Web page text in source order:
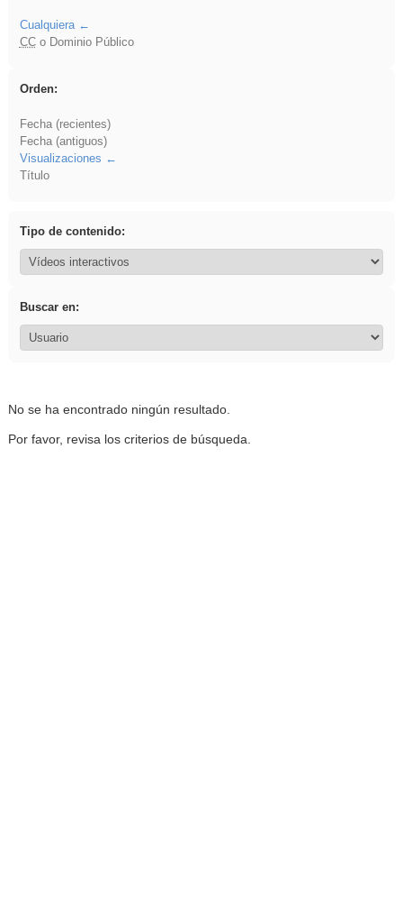
Cualquiera
CCo Dominio Público
Orden:
Fecha (recientes)
Fecha (antiguos)
Visualizaciones
Título
Tipo de contenido:
Buscar en:
No se ha encontrado ningún resultado.
Por favor, revisa los criterios de búsqueda.